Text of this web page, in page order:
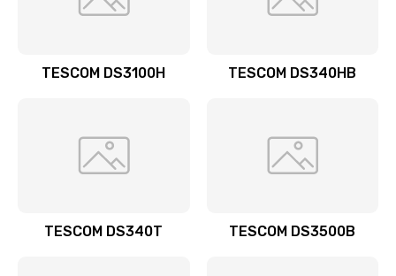
TESCOM DS3100H TESCOM DS340HB
TESCOM DS340T TESCOM DS3500B